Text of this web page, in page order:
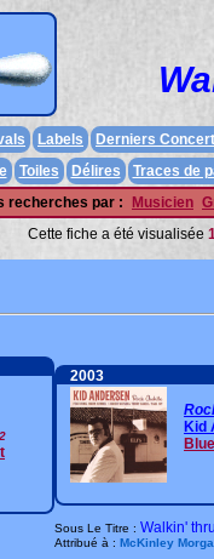
Labels
Derniers
Toiles Délires
Traces de
recherches par :
Musicien
Cette fiche a été visualisée
2003
Kid
Sous Le Titre : Walkin'
Attribué à : McKinley